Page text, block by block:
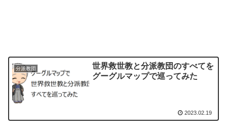
分派教団
世界救世教と分派教団のすべてを
グーグルマップで巡ってみた
2023.02.19